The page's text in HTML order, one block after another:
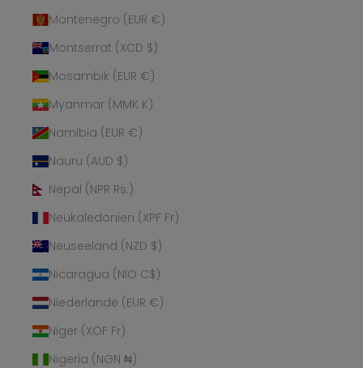
Montenegro (EUR €)
Montserrat (XCD $)
Mosambik (EUR €)
Myanmar (MMK K)
Namibia (EUR €)
Nauru (AUD $)
Nepal (NPR Rs.)
Neukaledonien (XPF Fr)
Neuseeland (NZD $)
Nicaragua (NIO C$)
Niederlande (EUR €)
Niger (XOF Fr)
Nigeria (NGN ₦)